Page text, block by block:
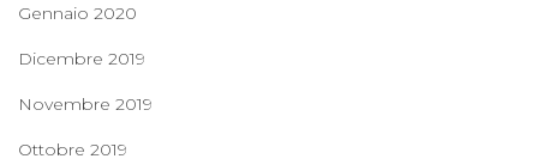
Gennaio 2020
Dicembre 2019
Novembre 2019
Ottobre 2019